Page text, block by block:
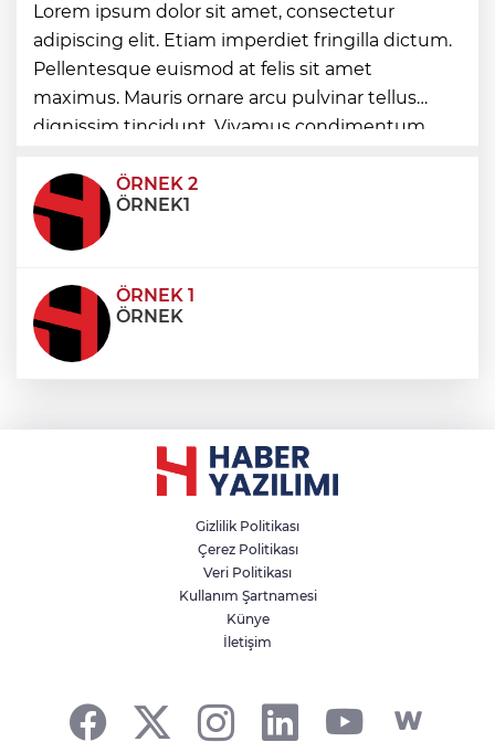
Nevşehir Kültür Yolu'nda etkinlikler
peşpeşe yapıldı
Maltepe’de, Süreyya Plajı’nda müzik
ziyafeti
Lorem ipsum dolor sit amet, consectetur
adipiscing elit. Etiam imperdiet fringilla dictum.
Pellentesque euismod at felis sit amet
maximus. Mauris ornare arcu pulvinar tellus
dignissim tincidunt. Vivamus condimentum
condimentum eros et, faucibus sapien. Praese
ÖRNEK 2
ÖRNEK1
ÖRNEK 1
ÖRNEK
Gizlilik Politikası
Çerez Politikası
Veri Politikası
Kullanım Şartnamesi
Künye
İletişim